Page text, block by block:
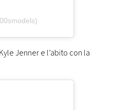
Jenner e l’abito con la